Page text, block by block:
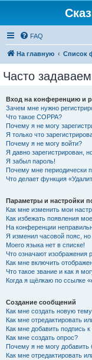
FAQ
На главную Список
Часто
Вход на конференцию и
Зачем мне нужно
Что такое COPPA?
Почему я не могу
Я только что
Почему я не могу войти?
Я давно зарегистрирован,
Я забыл пароль!
Почему мне периодически
Что делает функция
Параметры и настройки
Как мне изменить мои
Как избежать появления
На конференции
Я изменил часовой пояс,
Моего языка нет в списке!
Что означают
Как мне включить
Что такое звание и как я
Когда я щёлкаю по ссылке
Создание сообщений
Как мне создать новую
Как мне отредактировать
Как мне добавить подпись
Как мне создать опрос?
Почему я не могу добавить
Как мне отредактировать